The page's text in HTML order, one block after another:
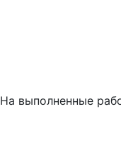
На выполненные